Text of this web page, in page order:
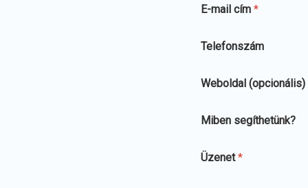
E-mail cím *
Telefonszám
Weboldal (opcionális)
Miben segíthetünk?
Üzenet*